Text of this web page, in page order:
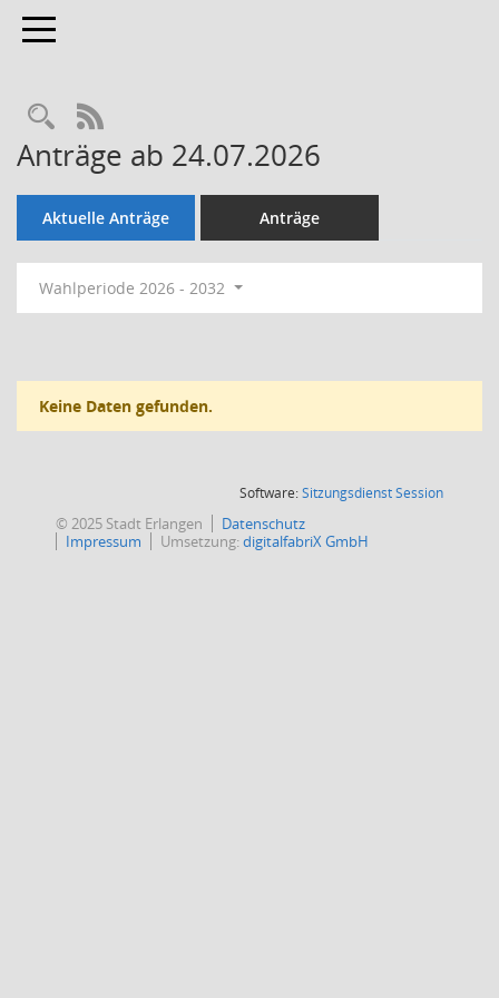
Toggle navigation
Rechercheauswahl
RSS-Feed
Anträge ab 24.07.2026
Aktuelle Anträge Anträge
Wahlperiode 2026 - 2032
Keine Daten gefunden.
Software:SitzungsdienstSession(Wird in
© 2025 Stadt Erlangen
Datenschutz
Impressum
Umsetzung:digitalfabriX GmbH